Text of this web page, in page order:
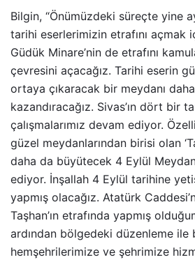
Bilgin, “Önümüzdeki süreçte yine
tarihi eserlerimizin etrafını açmak
Güdük Minare’nin de etrafını
çevresini açacağız. Tarihi eserin
ortaya çıkaracak bir meydanı
kazandıracağız. Sivas’ın dört bir
çalışmalarımız devam ediyor.
güzel meydanlarından birisi olan
daha da büyütecek 4 Eylül
ediyor. İnşallah 4 Eylül tarihine
yapmış olacağız. Atatürk
Taşhan’ın etrafında yapmış
ardından bölgedeki düzenleme ile
hemşehrilerimize ve şehrimize